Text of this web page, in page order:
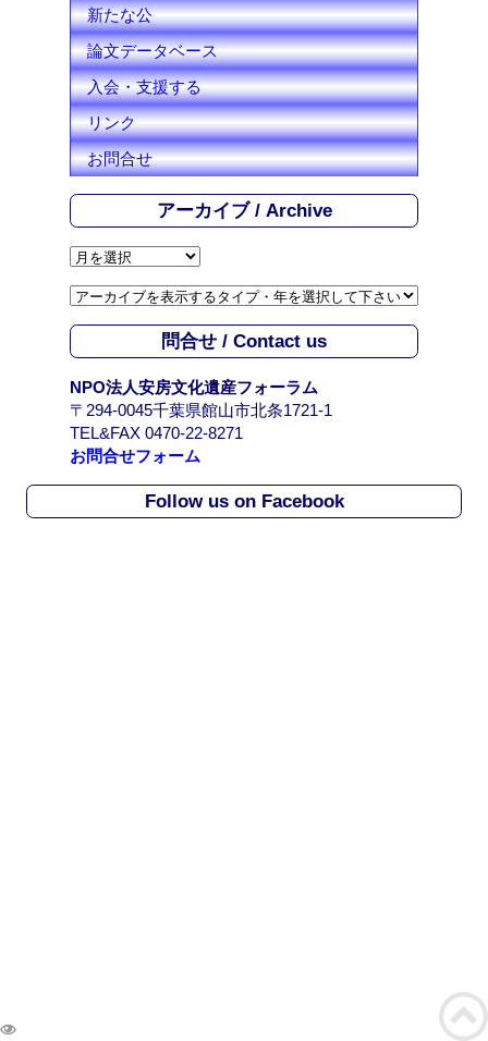
新たな公
論文データベース
入会・支援する
リンク
お問合せ
アーカイブ / Archive
ア
カ
イ
ブ
A
r
c
h
i
問合せ / Contact us
NPO法人安房文化遺産フォーラム
〒294-0045千葉県館山市北条1721-1
TEL&FAX 0470-22-8271
お問合せフォーム
Follow us on Facebook